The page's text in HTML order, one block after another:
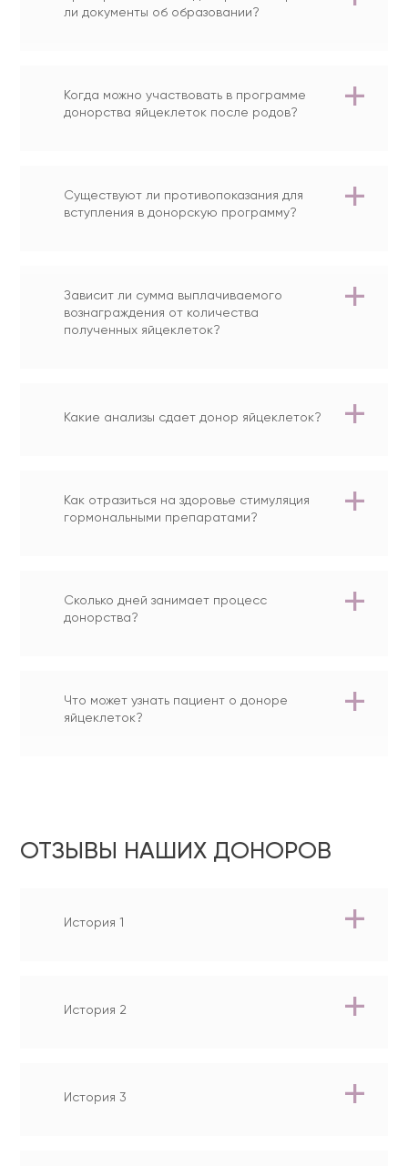
ли документы об образовании?
Когда можно участвовать в программе
донорства яйцеклеток после родов?
Существуют ли противопоказания для
вступления в донорскую программу?
Зависит ли сумма выплачиваемого
вознаграждения от количества
полученных яйцеклеток?
Какие анализы сдает донор яйцеклеток?
Как отразиться на здоровье стимуляция
гормональными препаратами?
Сколько дней занимает процесс
донорства?
Что может узнать пациент о доноре
яйцеклеток?
ОТЗЫВЫ НАШИХ ДОНОРОВ
История 1
История 2
История 3